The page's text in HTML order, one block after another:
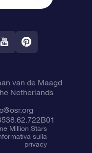
van de Maagd
Netherlands
Million Stars
sulla
privacy